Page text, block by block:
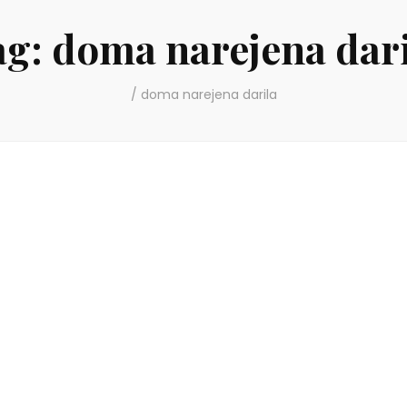
doma narejena
/ doma narejena darila